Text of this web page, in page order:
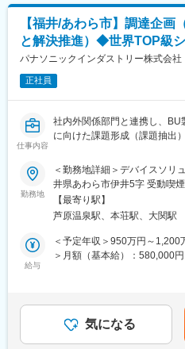
■出向先について：
村田製作所G傘下にてコネク
械加工／めっき技術等の開発
への在籍出向となります。
勤務地…福井県鯖江市御幸町1
■はたらく環境：
一人一台扇風機と暖房器具を
す。
※2023年度から、年間休日が
■将来的なキャリアパス：
まずは、製造部門で経験を積
実際に、未経験から製造で入
います。
■当社について：
化に対応しながら様々なステ
産を行い業務の拡充を進めて
社会のたゆまぬ進歩と発展に
べく、技術力の向上を目指し
精進してまいります。
【福井/あわら市】調達企画
と解決推進）◆世界TOP級
パナソニックインダストリー株式会社
正社員
仕事内容
社内外関係部門と連携し、
に向けた課題形成（課題抽出
・調達部門のシニアエキスパ
経営貢献度の高いテーマ/課題
行う。
・BUの生産活動の最適化並
者とのコンフリクト解消並び
・各種法令やCSR遵守に向
率先垂範する。
・人財の育成を行うとともに
■具体的な業務例：
・組織方針策定：事業戦略の
づいた活動方針並びに目標を
勤務地
＜勤務地詳細＞デバイスソリ
井県あわら市伊井5字 受動喫
【最寄り駅】
芦原温泉駅、本荘駅、大関駅
給与
＜予定年収＞950万円～1,200
＞月額（基本給）：580,000
の金額であり、選考を通じて
額)は固定手当を含めた表記で
気になる